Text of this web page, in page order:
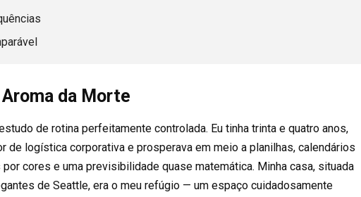
da Morte
de rotina perfeitamente controlada. Eu tinha trinta e quatro anos,
de logística corporativa e prosperava em meio a planilhas, calendários
cores e uma previsibilidade quase matemática. Minha casa, situada
de Seattle, era o meu refúgio — um espaço cuidadosamente